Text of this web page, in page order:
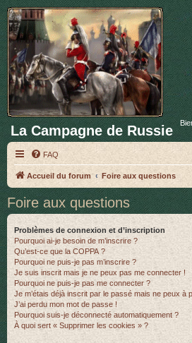
La Campagne de Russie
FAQ
Accueil du forum Foire aux questions
Foire aux questions
Problèmes de connexion et d’inscription
Pourquoi ai-je besoin de m’inscrire ?
Qu’est-ce que la COPPA ?
Pourquoi ne puis-je pas m’inscrire ?
Je suis inscrit mais je ne peux pas me connecter !
Pourquoi ne puis-je pas me connecter ?
Je m’étais déjà inscrit par le passé mais ne peux à
J’ai perdu mon mot de passe !
Pourquoi suis-je déconnecté automatiquement ?
À quoi sert « Supprimer les cookies » ?